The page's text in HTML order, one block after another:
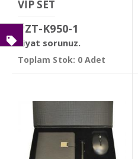
VİP SET
PZT-K950-1
Fiyat sorunuz.
Toplam Stok: 0 Adet